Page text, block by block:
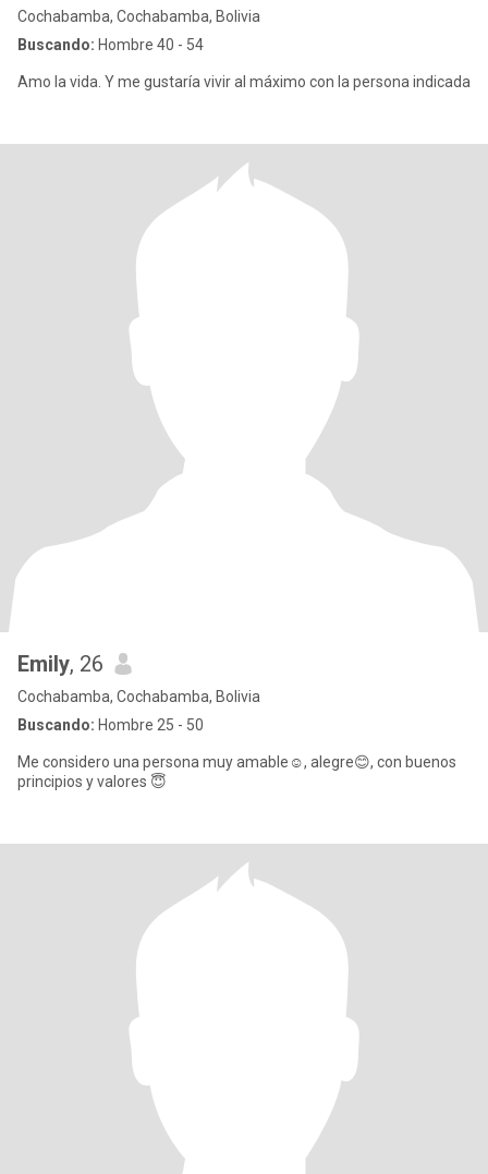
Cochabamba, Cochabamba, Bolivia
Buscando: Hombre 40 - 54
Amo la vida. Y me gustaría vivir al máximo con la persona indicada
Emily, 26
Cochabamba, Cochabamba, Bolivia
Buscando: Hombre 25 - 50
Me considero una persona muy amable☺️, alegre😊, con buenos
principios y valores 😇